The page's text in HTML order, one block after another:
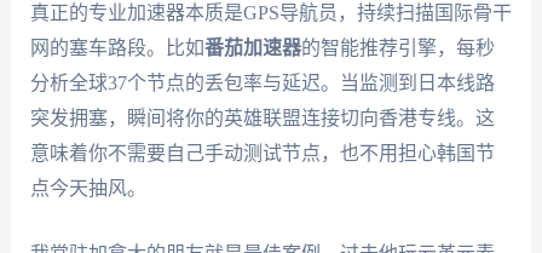
真正的专业加速器本质是GPS导航员，持续扫描国际骨干
网的塞车路段。比如番茄加速器的智能推荐引擎，每秒
分析全球37个节点的丢包率与延迟。当监测到日本线路
突发拥塞，瞬间将你的英雄联盟连接切向香港专线。这
意味着你不需要自己手动测试节点，也不用担心韩国节
点今天抽风。